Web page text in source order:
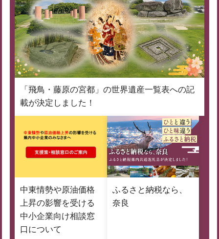
「飛鳥・藤原の宮都」の世界遺産一覧表への記
載が決定しました！
中東情勢や原油価格
上昇の影響を受ける
中小企業向け相談窓
口について
ふるさと納税なら、
奈良